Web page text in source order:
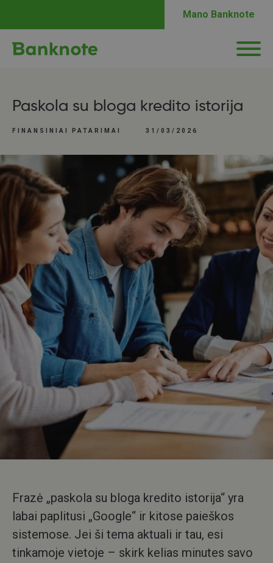
Mano Banknote
Paskola su bloga kredito istorija
FINANSINIAI PATARIMAI 31/03/2026
Frazė „paskola su bloga kredito istorija“ yra
labai paplitusi „Google“ ir kitose paieškos
sistemose. Jei ši tema aktuali ir tau, esi
tinkamoje vietoje – skirk kelias minutes savo